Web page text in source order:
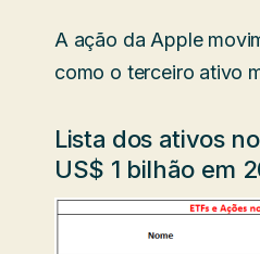
A ação da Apple
como o terceiro ativo
Lista dos ativos
US$ 1 bilhão em